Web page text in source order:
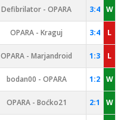
Defibrilator - OPARA 3:4 W
OPARA - Kraguj 3:4 L
OPARA - Marjandroid 1:3 L
bodan00 - OPARA 1:2 W
OPARA - Boćko21 2:1 W